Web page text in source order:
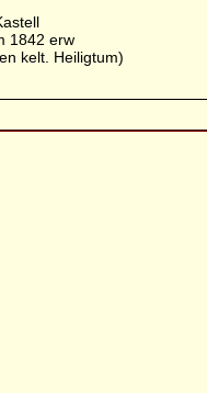
1842 erw
kelt. Heiligtum)